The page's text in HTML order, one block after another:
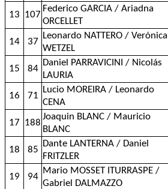
13 107
Federico GARCIA / Ariadna
ORCELLET
14
37
Leonardo NATTERO / Verónica
WETZEL
15 84
Daniel PARRAVICINI / Nicolás
LAURIA
16 71
Lucio MOREIRA / Leonardo
CENA
17 188
Joaquin BLANC / Mauricio
BLANC
18
85
Dante LANTERNA / Daniel
FRITZLER
19 94
Mario MOSSET ITURRASPE /
Gabriel DALMAZZO